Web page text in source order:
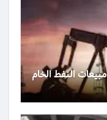
النفط الخام